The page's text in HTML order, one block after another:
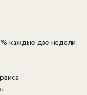
каждые две недели